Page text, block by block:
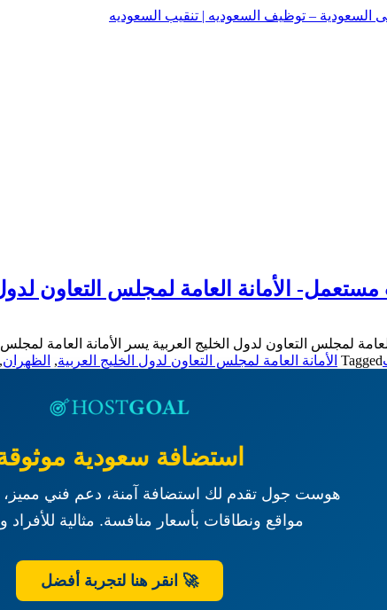
الأمانة العامة لمجلس التعاون
لمجلس التعاون لدول الخليج العربية يسر الأمانة العامة
Tagged الأمانة العامة لمجلس التعاون لدول الخليج العربية, الظهران,
استضافة سعودية
هوست جول تقدم لك استضافة آمنة، دعم فني
مواقع ونطاقات بأسعار منافسة. مثالية
🚀 انقر هنا لتجربة أفضل